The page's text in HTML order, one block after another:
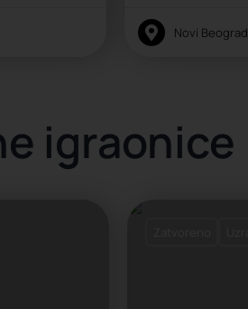
Novi Beograd
igraonice